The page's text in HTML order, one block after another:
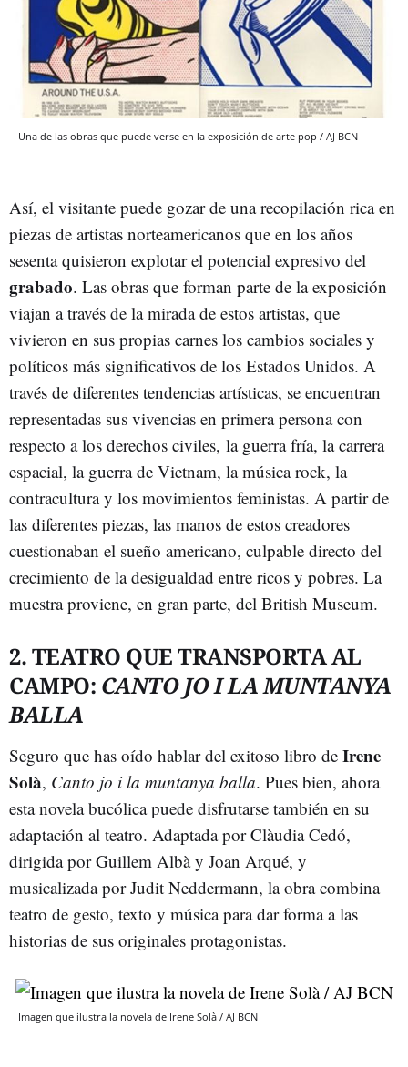
Una de las obras que puede verse en la exposición de arte pop / AJ BCN
Así, el visitante puede gozar de una recopilación rica en
piezas de artistas norteamericanos que en los años
sesenta quisieron explotar el potencial expresivo del
grabado. Las obras que forman parte de la exposición
viajan a través de la mirada de estos artistas, que
vivieron en sus propias carnes los cambios sociales y
políticos más significativos de los Estados Unidos. A
través de diferentes tendencias artísticas, se encuentran
representadas sus vivencias en primera persona con
respecto a los derechos civiles, la guerra fría, la carrera
espacial, la guerra de Vietnam, la música rock, la
contracultura y los movimientos feministas. A partir de
las diferentes piezas, las manos de estos creadores
cuestionaban el sueño americano, culpable directo del
crecimiento de la desigualdad entre ricos y pobres. La
muestra proviene, en gran parte, del British Museum.
2. TEATRO QUE TRANSPORTA AL
CAMPO: CANTO JO I LA MUNTANYA
BALLA
Seguro que has oído hablar del exitoso libro de Irene
Solà, Canto jo i la muntanya balla. Pues bien, ahora
esta novela bucólica puede disfrutarse también en su
adaptación al teatro. Adaptada por Clàudia Cedó,
dirigida por Guillem Albà y Joan Arqué, y
musicalizada por Judit Neddermann, la obra combina
teatro de gesto, texto y música para dar forma a las
historias de sus originales protagonistas.
Imagen que ilustra la novela de Irene Solà / AJ BCN